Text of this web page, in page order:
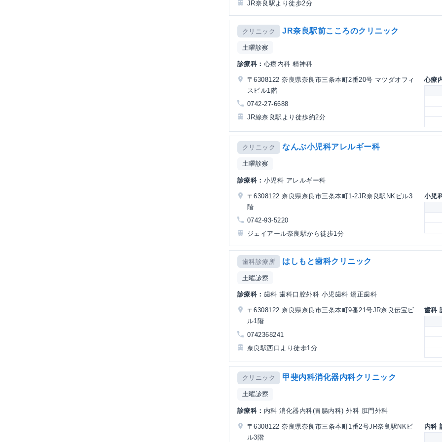
JR奈良駅より徒歩2分
クリニック JR奈良駅前こころのクリニック
土曜診察
診療科： 心療内科 精神科
〒6308122 奈良県奈良市三条本町2番20号 マツダオフィ
スビル1階
0742-27-6688
JR線奈良駅より徒歩約2分
心療
クリニック なんぶ小児科アレルギー科
土曜診察
診療科： 小児科 アレルギー科
〒6308122 奈良県奈良市三条本町1-2JR奈良駅NKビル3
階
0742-93-5220
ジェイアール奈良駅から徒歩1分
小児
歯科診療所 はしもと歯科クリニック
土曜診察
診療科： 歯科 歯科口腔外科 小児歯科 矯正歯科
〒6308122 奈良県奈良市三条本町9番21号JR奈良伝宝ビ
ル1階
0742368241
奈良駅西口より徒歩1分
歯科
クリニック 甲斐内科消化器内科クリニック
土曜診察
診療科： 内科 消化器内科(胃腸内科) 外科 肛門外科
〒6308122 奈良県奈良市三条本町1番2号JR奈良駅NKビ
ル3階
内科